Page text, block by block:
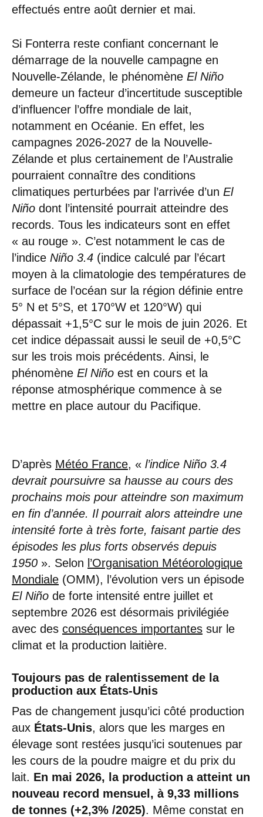
effectués entre août dernier et mai.
Si Fonterra reste confiant concernant le
démarrage de la nouvelle campagne en
Nouvelle-Zélande, le phénomène El Niño
demeure un facteur d’incertitude susceptible
d’influencer l’offre mondiale de lait,
notamment en Océanie. En effet, les
campagnes 2026-2027 de la Nouvelle-
Zélande et plus certainement de l’Australie
pourraient connaître des conditions
climatiques perturbées par l’arrivée d’un El
Niño dont l’intensité pourrait atteindre des
records. Tous les indicateurs sont en effet
« au rouge ». C’est notamment le cas de
l’indice Niño 3.4 (indice calculé par l’écart
moyen à la climatologie des températures de
surface de l’océan sur la région définie entre
5° N et 5°S, et 170°W et 120°W) qui
dépassait +1,5°C sur le mois de juin 2026. Et
cet indice dépassait aussi le seuil de +0,5°C
sur les trois mois précédents. Ainsi, le
phénomène El Niño est en cours et la
réponse atmosphérique commence à se
mettre en place autour du Pacifique.
D’après Météo France, « l’indice Niño 3.4
devrait poursuivre sa hausse au cours des
prochains mois pour atteindre son maximum
en fin d’année. Il pourrait alors atteindre une
intensité forte à très forte, faisant partie des
épisodes les plus forts observés depuis
1950 ». Selon l’Organisation Météorologique
Mondiale (OMM), l’évolution vers un épisode
El Niño de forte intensité entre juillet et
septembre 2026 est désormais privilégiée
avec des conséquences importantes sur le
climat et la production laitière.
Toujours pas de ralentissement de la
production aux États-Unis
Pas de changement jusqu’ici côté production
aux États-Unis, alors que les marges en
élevage sont restées jusqu’ici soutenues par
les cours de la poudre maigre et du prix du
lait. En mai 2026, la production a atteint un
nouveau record mensuel, à 9,33 millions
de tonnes (+2,3% /2025). Même constat en